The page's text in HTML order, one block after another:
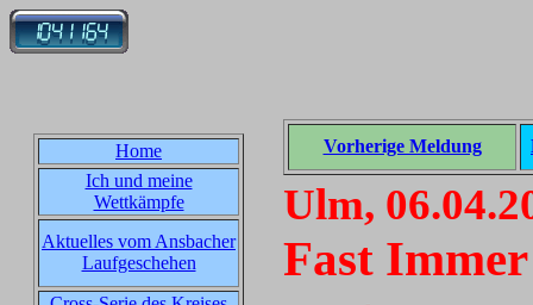
Home
Ich und meine
Wettkämpfe
Aktuelles vom Ansbacher
Laufgeschehen
Vorherige Meldung
Ulm,
Fast